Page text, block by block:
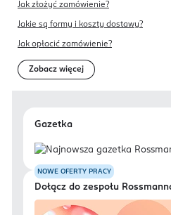
Jak złożyć zamówienie?
Jakie są formy i koszty dostawy?
Jak opłacić zamówienie?
Zobacz więcej
Gazetka
NOWE OFERTY PRACY
Dołącz do zespołu